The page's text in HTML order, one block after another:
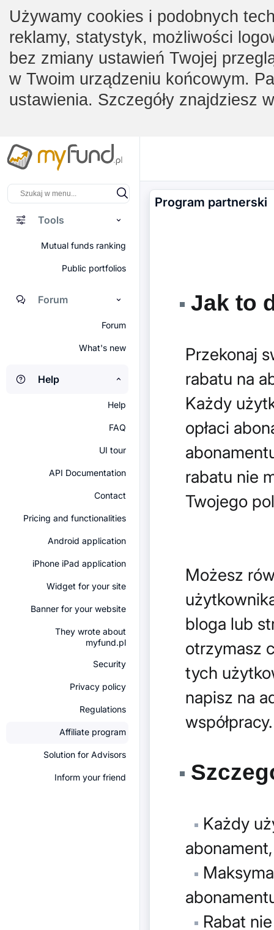
Używamy cookies i podobnych
reklamy, statystyk, możliwości
bez zmiany ustawień Twojej
w Twoim urządzeniu końcowym.
ustawienia. Szczegóły znajdziesz
Tools
Mutual funds ranking
Public portfolios
Forum
Forum
What's new
Help
Help
FAQ
UI tour
API Documentation
Contact
Pricing and functionalities
Android application
iPhone iPad application
Widget for your site
Banner for your website
They wrote about
myfund.pl
Security
Privacy policy
Regulations
Affiliate program
Solution for Advisors
Inform your friend
Program partnerski
Jak to
Przekonaj
rabatu na
Każdy
opłaci
rabatu nie
Twojego
Możesz
bloga lub
otrzymasz
tych
napisz na
współpracy.
Każdy
Rabat